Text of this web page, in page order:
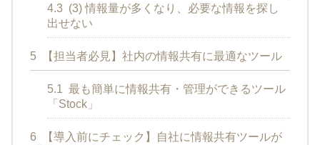
4.3 (3) 情報量が多くなり、必要な情報を探し
出せない
5 【担当者必見】社内の情報共有に最適なツール
5.1 最も簡単に情報共有・管理ができるツール
「Stock」
6
【導入前にチェック】自社に情報共有ツールが